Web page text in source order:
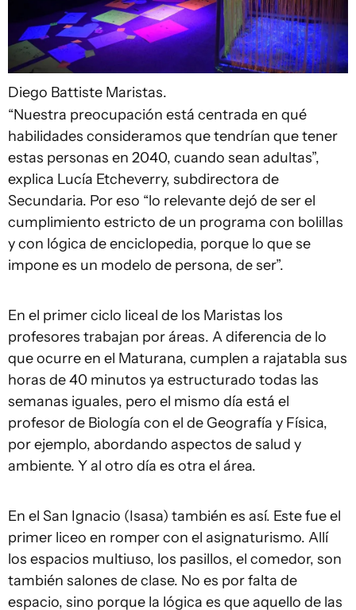
Diego Battiste Maristas.
“Nuestra preocupación está centrada en qué
habilidades consideramos que tendrían que tener
estas personas en 2040, cuando sean adultas”,
explica Lucía Etcheverry, subdirectora de
Secundaria. Por eso “lo relevante dejó de ser el
cumplimiento estricto de un programa con bolillas
y con lógica de enciclopedia, porque lo que se
impone es un modelo de persona, de ser”.
En el primer ciclo liceal de los Maristas los
profesores trabajan por áreas. A diferencia de lo
que ocurre en el Maturana, cumplen a rajatabla sus
horas de 40 minutos ya estructurado todas las
semanas iguales, pero el mismo día está el
profesor de Biología con el de Geografía y Física,
por ejemplo, abordando aspectos de salud y
ambiente. Y al otro día es otra el área.
En el San Ignacio (Isasa) también es así. Este fue el
primer liceo en romper con el asignaturismo. Allí
los espacios multiuso, los pasillos, el comedor, son
también salones de clase. No es por falta de
espacio, sino porque la lógica es que aquello de las